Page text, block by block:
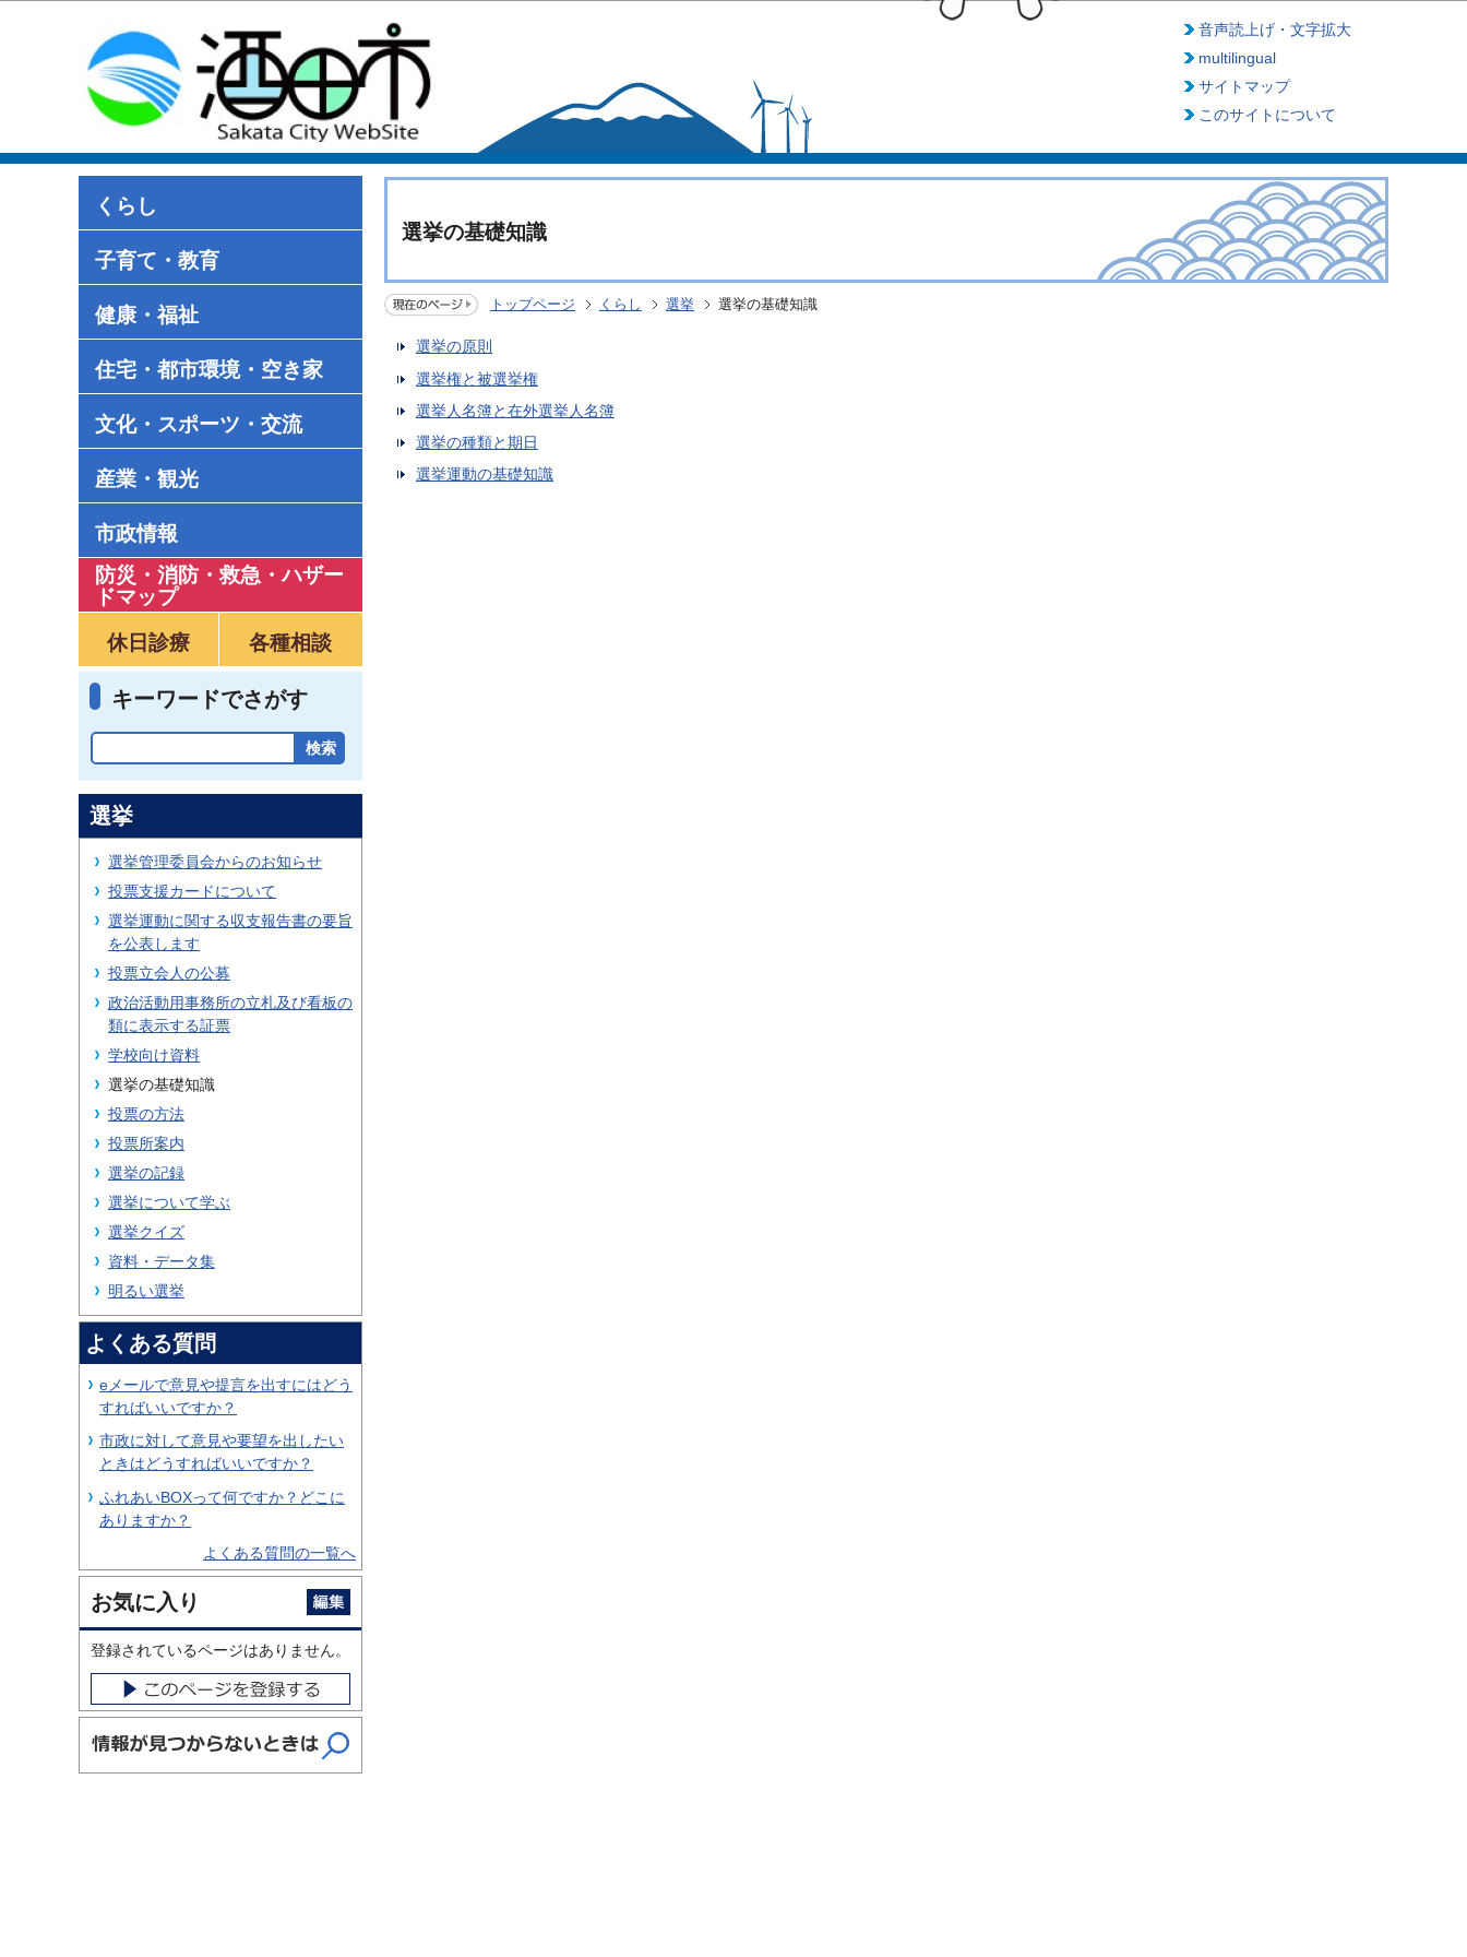
音声読上げ・文字拡大
multilingual
サイトマップ
このサイトについて
くらし
子育て・教育
健康・福祉
住宅・都市環境・空き家
文化・スポーツ・交流
産業・観光
市政情報
防災・消防・救急 ・ハザー
ドマップ
休日診療
各種相談
キーワードでさがす
選挙の基礎知識
トップページ くらし 選挙 選挙の基礎知識
選挙の原則
選挙権と被選挙権
選挙人名簿と在外選挙人名簿
選挙の種類と期日
選挙運動の基礎知識
選挙
選挙管理委員会からのお知らせ
投票支援カードについて
選挙運動に関する収支報告書の要旨
を公表します
投票立会人の公募
政治活動用事務所の立札及び看板の
類に表示する証票
学校向け資料
選挙の基礎知識
投票の方法
投票所案内
選挙の記録
選挙について学ぶ
選挙クイズ
資料・データ集
明るい選挙
よくある質問
eメールで意見や提言を出すにはどう
すればいいですか？
市政に対して意見や要望を出したい
ときはどうすればいいですか？
ふれあいBOXって何ですか？どこに
ありますか？
よくある質問の一覧へ
お気に入り
登録されているページはありません。